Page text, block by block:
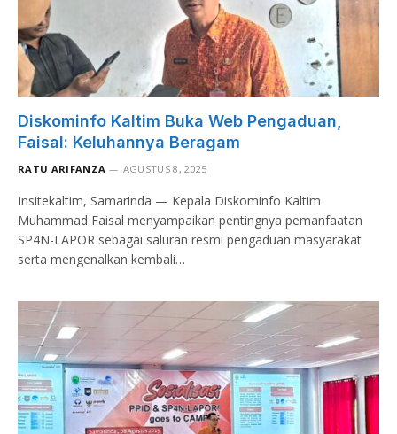
Diskominfo Kaltim Buka Web Pengaduan,
Faisal: Keluhannya Beragam
RATU ARIFANZA AGUSTUS 8, 2025
Insitekaltim, Samarinda — Kepala Diskominfo Kaltim
Muhammad Faisal menyampaikan pentingnya pemanfaatan
SP4N-LAPOR sebagai saluran resmi pengaduan masyarakat
serta mengenalkan kembali…